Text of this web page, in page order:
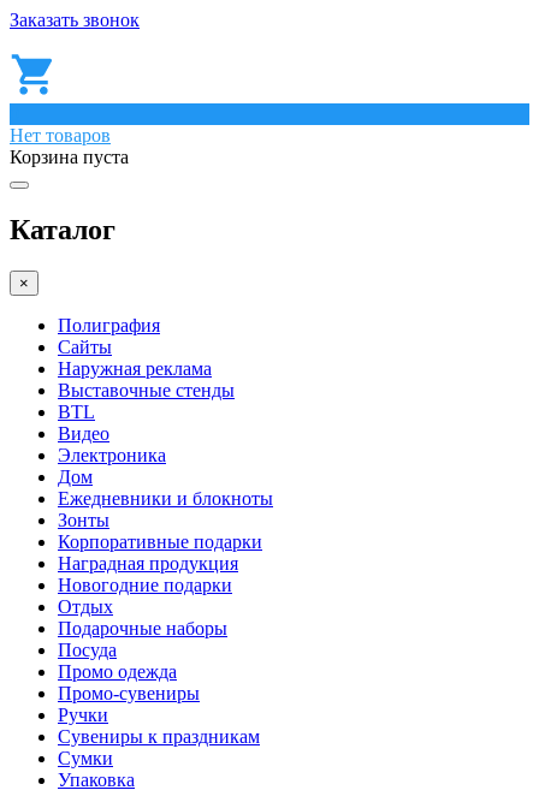
Заказать звонок
Нет товаров
Корзина пуста
Каталог
×
Полиграфия
Сайты
Наружная реклама
Выставочные стенды
BTL
Видео
Электроника
Дом
Ежедневники и блокноты
Зонты
Корпоративные подарки
Наградная продукция
Новогодние подарки
Отдых
Подарочные наборы
Посуда
Промо одежда
Промо-сувениры
Ручки
Сувениры к праздникам
Сумки
Упаковка